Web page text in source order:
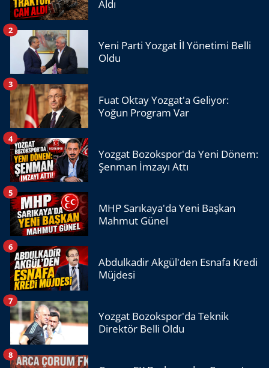
Aldı
Yeni Parti Yozgat İl Yönetimi Belli
Oldu
2
Fuat Oktay Yozgat'a Geliyor:
Yoğun Program Var
3
Yozgat Bozokspor'da Yeni Dönem:
Şenman İmzayı Attı
4
MHP Sarıkaya'da Yeni Başkan
Mahmut Günel
5
Abdulkadir Akgül'den Esnafa Kredi
Müjdesi
6
Yozgat Bozokspor'da Teknik
Direktör Belli Oldu
7
8